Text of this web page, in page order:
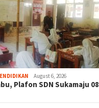
August 6, 2026
Plafon SDN Sukamaju 08